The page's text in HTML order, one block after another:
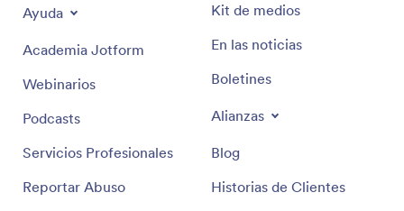
Ayuda
Academia Jotform
Webinarios
Podcasts
Servicios Profesionales
Reportar Abuso
Kit de medios
En las noticias
Boletines
Alianzas
Blog
Historias de Clientes